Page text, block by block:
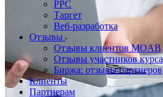
PPC
Таргет
Веб-разработка
Отзывы
Отзывы клиентов MOAB
Отзывы участников курса
Биржа: отзывы партнеров
Клиенты
Партнерам